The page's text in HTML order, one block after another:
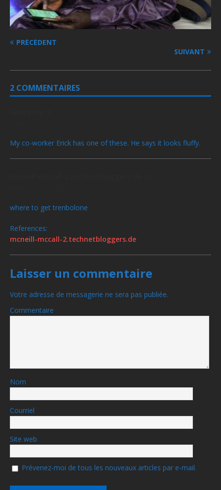
PRÉCÉDENT
SUIVANT
2 COMMENTAIRES
My co-worker Erick has one of these. He says it looks fluffy.
where to get trenbolone
References:
mcneill-mccall-2.technetbloggers.de
Laisser un commentaire
Votre adresse de messagerie ne sera pas publiée.
Commentaire
Nom
Courriel
Site web
Prévenez-moi de tous les nouveaux articles par e-mail.